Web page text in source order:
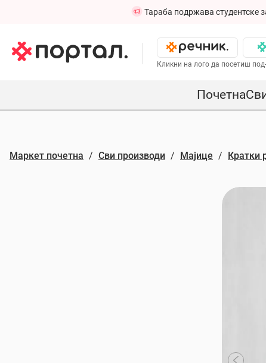
Тараба подржава студентске
Кликни на лого да посетиш
Почетна
Маркет почетна Сви производи Мајице Кратки